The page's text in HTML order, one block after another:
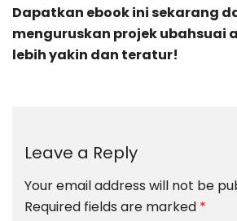
Dapatkan ebook ini sekarang
menguruskan projek ubahsuai
lebih yakin dan teratur!
Leave a Reply
Your email address will not be
Required fields are marked *